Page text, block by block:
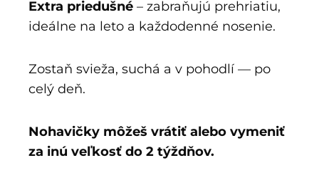
Extra priedušné – zabraňujú prehriatiu,
ideálne na leto a každodenné nosenie.
Zostaň svieža, suchá a v pohodlí — po
celý deň.
Nohavičky môžeš vrátiť alebo vymeniť
za inú veľkosť do 2 týždňov.